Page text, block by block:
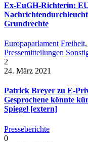
Ex-EuGH-Richterin:
Grundrechte
Europaparlament
Pressemitteilungen
2
24. März 2021
Patrick Breyer zu E-
Gesprochene könnte
Spiegel [extern]
Presseberichte
0